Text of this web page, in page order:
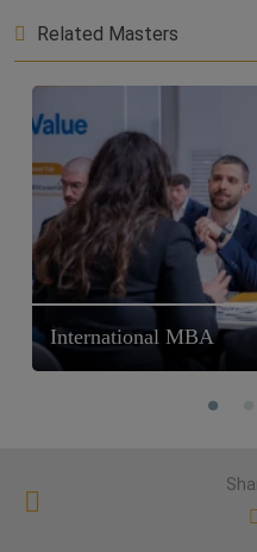
Related Masters
International MBA